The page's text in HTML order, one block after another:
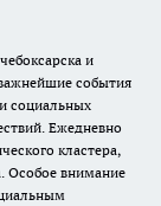
и
события
социальных
Ежедневно
кластера,
Особое внимание